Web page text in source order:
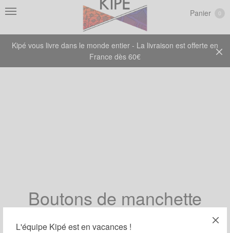
L'équipe Kipé est en vacances !
Kipé vous livre dans le monde entier - La livraison est offerte en
France dès 60€
Panier
Boutons de manchette